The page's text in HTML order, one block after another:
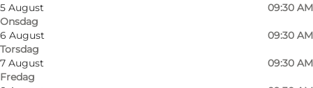
5 August
Onsdag
09:30 AM
6 August
Torsdag
09:30 AM
7 August
Fredag
09:30 AM